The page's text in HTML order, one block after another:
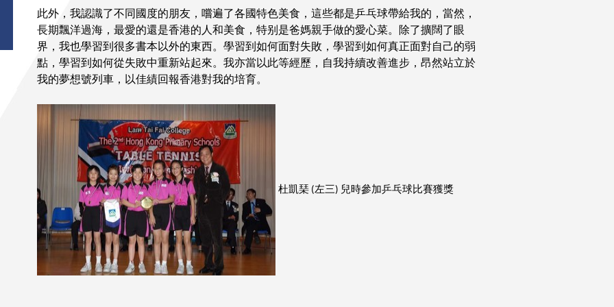
此外，我認識了不同國度的朋友，嚐遍了各國特色美食，這些都是乒乓球帶給我的，當然，
長期飄洋過海，最愛的還是香港的人和美食，特别是爸媽親手做的愛心菜。除了擴闊了眼
界，我也學習到很多書本以外的東西。學習到如何面對失敗，學習到如何真正面對自己的弱
點，學習到如何從失敗中重新站起來。我亦當以此等經歷，自我持續改善進步，昂然站立於
我的夢想號列車，以佳績回報香港對我的培育。
杜凱琹 (左三) 兒時參加乒乓球比賽獲獎